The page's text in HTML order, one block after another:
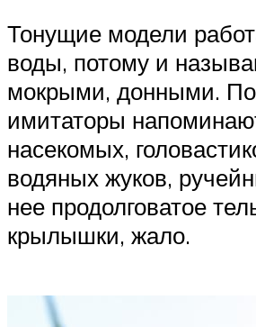
Тонущие модели
воды, потому и
мокрыми, донными.
имитаторы
насекомых,
водяных жуков,
нее продолговатое
крылышки, жало.